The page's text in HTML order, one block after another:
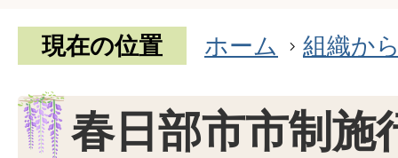
現在の位置 ホーム 組織か
春日部市市制施